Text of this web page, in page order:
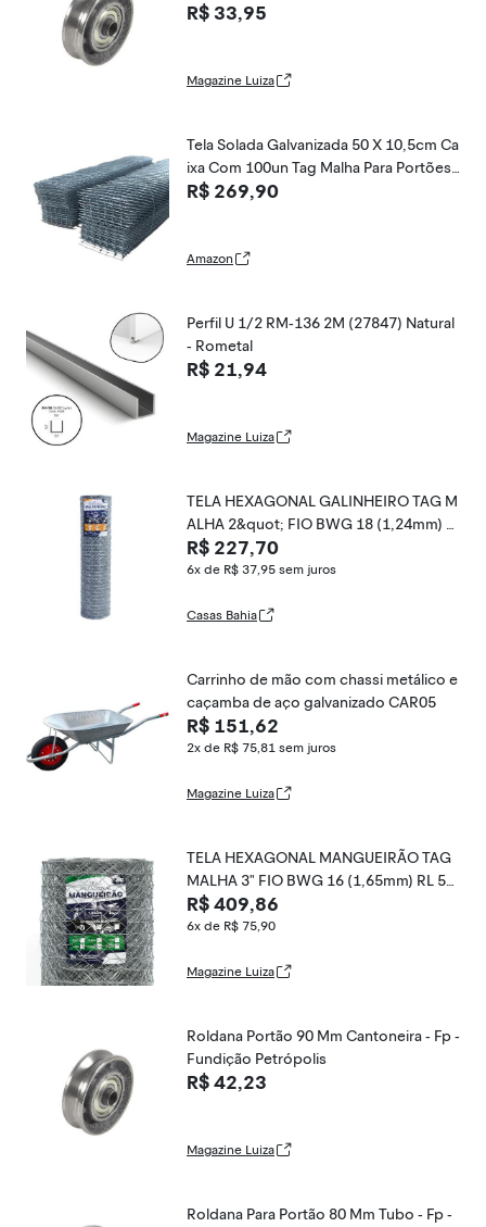
R$ 33,95
Magazine Luiza
Tela Solada Galvanizada 50 X 10,5cm Ca
ixa Com 100un Tag Malha Para Portões
Pets Jardim Fachada Alvenaria Cerca
R$ 269,90
Amazon
Perfil U 1/2 RM-136 2M (27847) Natural
- Rometal
R$ 21,94
Magazine Luiza
TELA HEXAGONAL GALINHEIRO TAG M
ALHA 2&quot; FIO BWG 18 (1,24mm) R
L 25X0,8m
R$ 227,70
6x de R$ 37,95 sem juros
Casas Bahia
Carrinho de mão com chassi metálico e
caçamba de aço galvanizado CAR05
R$ 151,62
2x de R$ 75,81 sem juros
Magazine Luiza
TELA HEXAGONAL MANGUEIRÃO TAG
MALHA 3" FIO BWG 16 (1,65mm) RL 50
X0,8m
R$ 409,86
6x de R$ 75,90
Magazine Luiza
Roldana Portão 90 Mm Cantoneira - Fp -
Fundição Petrópolis
R$ 42,23
Magazine Luiza
Roldana Para Portão 80 Mm Tubo - Fp -